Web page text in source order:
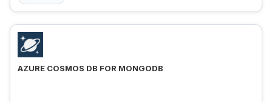
AZURE COSMOS DB FOR MONGODB